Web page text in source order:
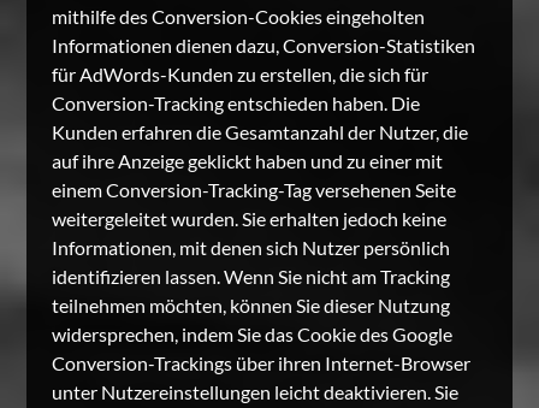
mithilfe des Conversion-Cookies eingeholten
Informationen dienen dazu, Conversion-Statistiken
für AdWords-Kunden zu erstellen, die sich für
Conversion-Tracking entschieden haben. Die
Kunden erfahren die Gesamtanzahl der Nutzer, die
auf ihre Anzeige geklickt haben und zu einer mit
einem Conversion-Tracking-Tag versehenen Seite
weitergeleitet wurden. Sie erhalten jedoch keine
Informationen, mit denen sich Nutzer persönlich
identifizieren lassen. Wenn Sie nicht am Tracking
teilnehmen möchten, können Sie dieser Nutzung
widersprechen, indem Sie das Cookie des Google
Conversion-Trackings über ihren Internet-Browser
unter Nutzereinstellungen leicht deaktivieren. Sie